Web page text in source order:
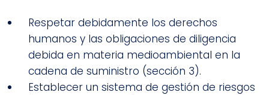
Respetar debidamente los derechos
humanos y las obligaciones de diligencia
debida en materia medioambiental en la
cadena de suministro (sección 3).
Establecer un sistema de gestión de riesgos